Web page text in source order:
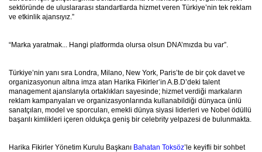
sektöründe de uluslararası standartlarda hizmet veren Türkiye’nin tek reklam
ve etkinlik ajansıyız.”
“Marka yaratmak... Hangi platformda olursa olsun DNA’mızda bu var”.
Türkiye’nin yanı sıra Londra, Milano, New York, Paris’te de bir çok davet ve
organizasyonun altına imza atan Harika Fikirler’in A.B.D’deki talent
management ajanslarıyla ortaklıkları sayesinde; hizmet verdiği markaların
reklam kampanyaları ve organizasyonlarında kullanabildiği dünyaca ünlü
sanatçıları, model ve sporcuları, emekli dünya siyasi liderleri ve Nobel ödüllü
başarılı kimlikleri içeren oldukça geniş bir celebrity yelpazesi de bulunmakta.
Harika Fikirler Yönetim Kurulu Başkanı Bahatan Toksöz’le keyifli bir sohbet